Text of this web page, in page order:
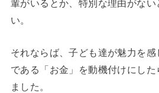
輩がいるとか、特別な理由がない
い。
それならば、子ども達が魅力を
である「お金」を動機付けにし
ました。